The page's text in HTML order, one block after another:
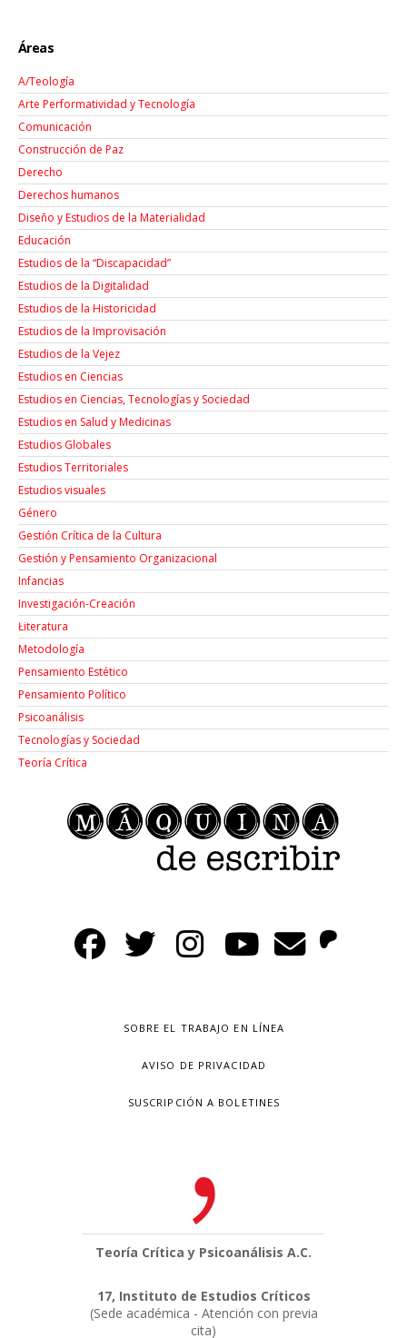
Áreas
A/Teología
Arte Performatividad y Tecnología
Comunicación
Construcción de Paz
Derecho
Derechos humanos
Diseño y Estudios de la Materialidad
Educación
Estudios de la “Discapacidad”
Estudios de la Digitalidad
Estudios de la Historicidad
Estudios de la Improvisación
Estudios de la Vejez
Estudios en Ciencias
Estudios en Ciencias, Tecnologías y Sociedad
Estudios en Salud y Medicinas
Estudios Globales
Estudios Territoriales
Estudios visuales
Género
Gestión Crítica de la Cultura
Gestión y Pensamiento Organizacional
Infancias
Investigación-Creación
Łiteratura
Metodología
Pensamiento Estético
Pensamiento Político
Psicoanálisis
Tecnologías y Sociedad
Teoría Crítica
SOBRE EL TRABAJO EN LÍNEA
AVISO DE PRIVACIDAD
SUSCRIPCIÓN A BOLETINES
Teoría Crítica y Psicoanálisis A.C.
17, Instituto de Estudios Críticos
(Sede académica - Atención con previa
cita)